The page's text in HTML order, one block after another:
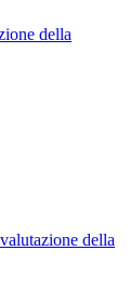
della
della